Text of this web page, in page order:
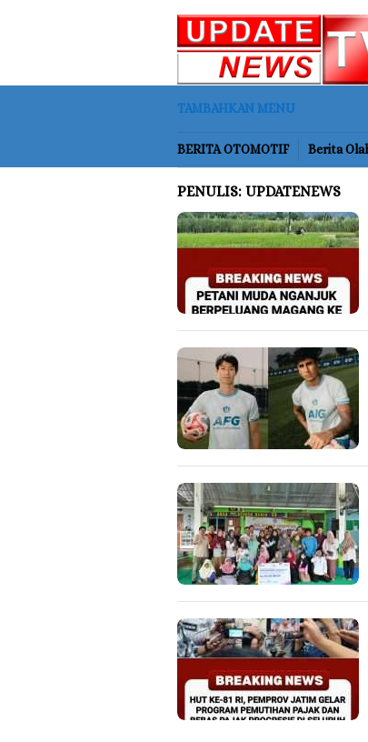
TAMBAHKAN MENU
BERITA OTOMOTIF Berita
PENULIS: UPDATENEWS